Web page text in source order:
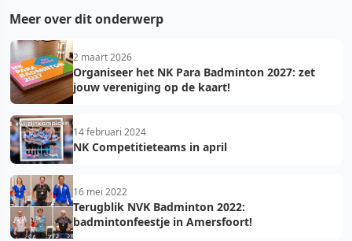
Meer over dit onderwerp
2 maart 2026
Organiseer het NK Para Badminton 2027: zet
jouw vereniging op de kaart!
14 februari 2024
NK Competitieteams in april
16 mei 2022
Terugblik NVK Badminton 2022:
badmintonfeestje in Amersfoort!